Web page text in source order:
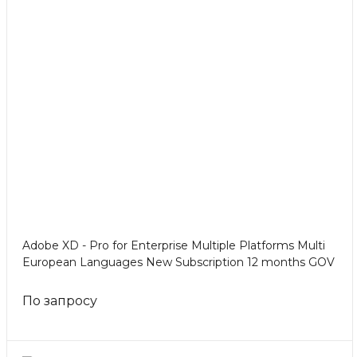
Adobe XD - Pro for Enterprise Multiple Platforms Multi
European Languages New Subscription 12 months GOV
По запросу